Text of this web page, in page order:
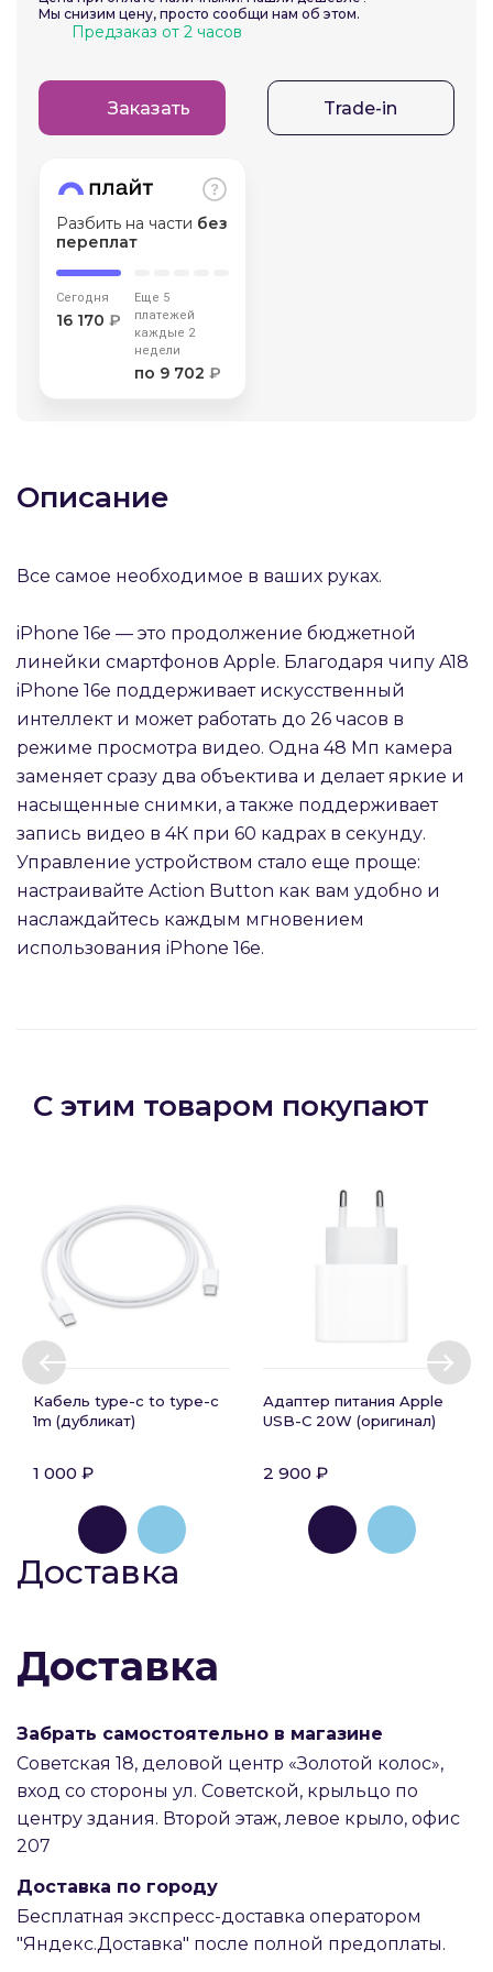
Мы снизим цену, просто сообщи нам об этом.
Предзаказ от 2 часов
Заказать Trade-in
Разбить на части без
переплат
Сегодня
16 170 ₽
Еще 5
платежей
каждые 2
недели
по 9 702 ₽
Описание
Все самое необходимое в ваших руках.
iPhone 16e — это продолжение бюджетной
линейки смартфонов Apple. Благодаря чипу A18
iPhone 16e поддерживает искусственный
интеллект и может работать до 26 часов в
режиме просмотра видео. Одна 48 Мп камера
заменяет сразу два объектива и делает яркие и
насыщенные снимки, а также поддерживает
запись видео в 4К при 60 кадрах в секунду.
Управление устройством стало еще проще:
настраивайте Action Button как вам удобно и
наслаждайтесь каждым мгновением
использования iPhone 16e.
С этим товаром покупают
Кабель type-c to type-c
1m (дубликат)
1 000 ₽
Адаптер питания Apple
USB-C 20W (оригинал)
2 900 ₽
Доставка
Доставка
Забрать самостоятельно в магазине
Советская 18, деловой центр «Золотой колос»,
вход со стороны ул. Советской, крыльцо по
центру здания. Второй этаж, левое крыло, офис
207
Доставка по городу
Бесплатная экспресс-доставка оператором
"Яндекс.Доставка" после полной предоплаты.
об оплате Плайтом
25
недели
раз в 2 недели
Остались вопросы?
plait.ru